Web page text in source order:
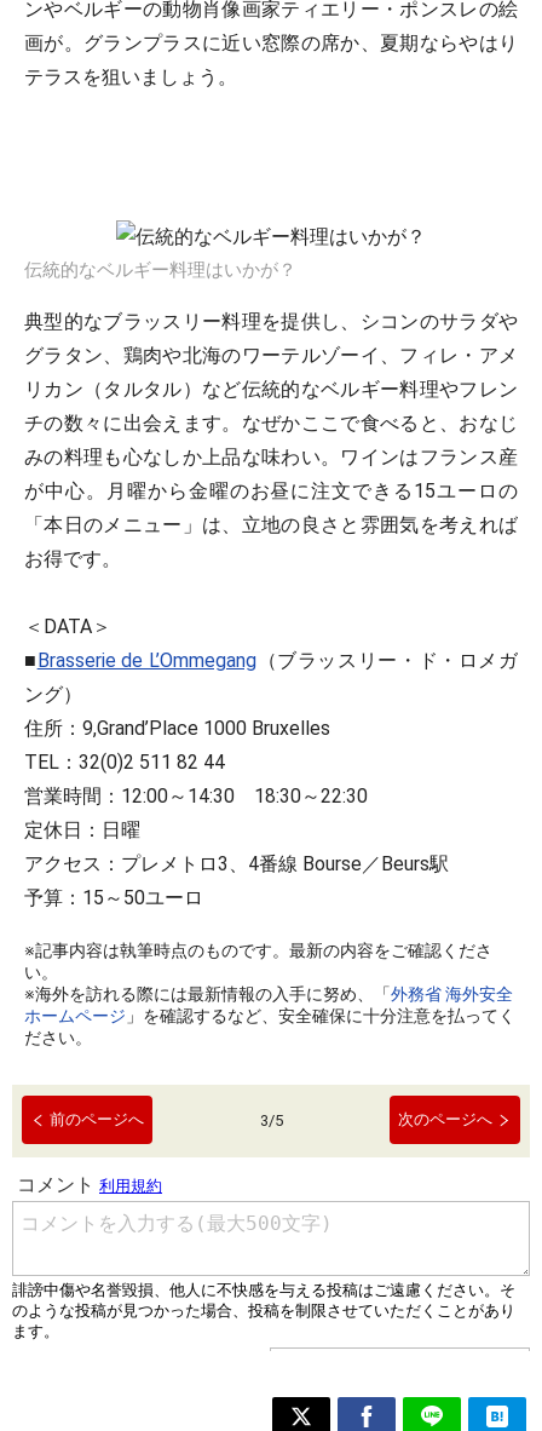
ンやベルギーの動物肖像画家ティエリー・ポンスレの絵
画が。グランプラスに近い窓際の席か、夏期ならやはり
テラスを狙いましょう。
伝統的なベルギー料理はいかが？
典型的なブラッスリー料理を提供し、シコンのサラダや
グラタン、鶏肉や北海のワーテルゾーイ、フィレ・アメ
リカン（タルタル）など伝統的なベルギー料理やフレン
チの数々に出会えます。なぜかここで食べると、おなじ
みの料理も心なしか上品な味わい。ワインはフランス産
が中心。月曜から金曜のお昼に注文できる15ユーロの
「本日のメニュー」は、立地の良さと雰囲気を考えれば
お得です。
＜DATA＞
■ Brasserie de L’Ommegang（ブラッスリー・ド・ロメガ
ング）
住所：9,Grand’Place 1000 Bruxelles
TEL：32(0)2 511 82 44
営業時間：12:00～14:30 18:30～22:30
定休日：日曜
アクセス：プレメトロ3、4番線 Bourse／Beurs駅
予算：15～50ユーロ
※記事内容は執筆時点のものです。最新の内容をご確認くださ
い。
※海外を訪れる際には最新情報の入手に努め、「外務省 海外安全
ホームページ 」を確認するなど、安全確保に十分注意を払ってく
ださい。
前のページへ 3/5 次のページへ